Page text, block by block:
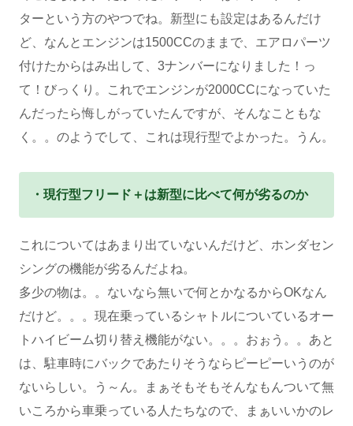
ターという方のやつでね。新型にも設定はあるんだけ
ど、なんとエンジンは1500CCのままで、エアロパーツ
付けたからはみ出して、3ナンバーになりました！っ
て！びっくり。これでエンジンが2000CCになっていた
んだったら悔しがっていたんですが、そんなこともな
く。。のようでして、これは現行型でよかった。うん。
・現行型フリード＋は新型に比べて何が劣るのか
これについてはあまり出ていないんだけど、ホンダセン
シングの機能が劣るんだよね。
多少の物は。。ないなら無いで何とかなるからOKなん
だけど。。。現在乗っているシャトルについているオー
トハイビーム切り替え機能がない。。。おぉう。。あと
は、駐車時にバックであたりそうならピーピーいうのが
ないらしい。う～ん。まぁそもそもそんなもんついて無
いころから車乗っている人たちなので、まぁいいかのレ